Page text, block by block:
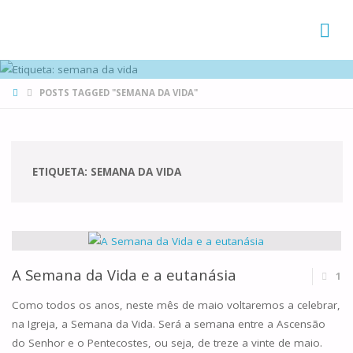
HOMEPOSTS TAGGED "SEMANA DA VIDA"
ETIQUETA: SEMANA DA VIDA
A Semana da Vida e a eutanásia 1
Como todos os anos, neste mês de maio voltaremos a celebrar,
na Igreja, a Semana da Vida. Será a semana entre a Ascensão
do Senhor e o Pentecostes, ou seja, de treze a vinte de maio.